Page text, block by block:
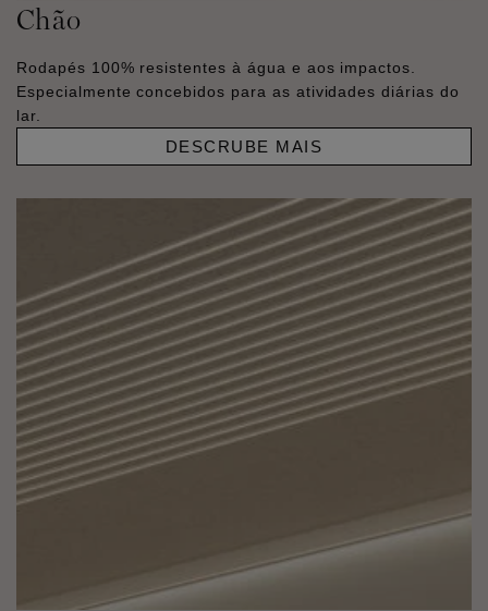
Chão
Rodapés 100% resistentes à água e aos impactos.
Especialmente concebidos para as atividades diárias do
lar.
DESCRUBE MAIS